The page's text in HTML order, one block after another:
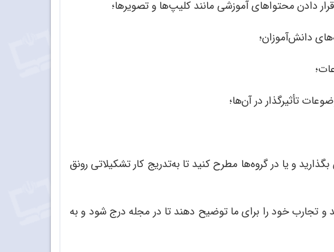
و یا در گروه‌ها مطرح کنید تا به‌تدریج کار تشکیلاتی رونق
و تجارب خود را برای ما توضیح دهند تا در مجله درج شود و به